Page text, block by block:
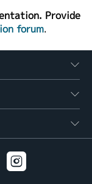
Provide
forum.